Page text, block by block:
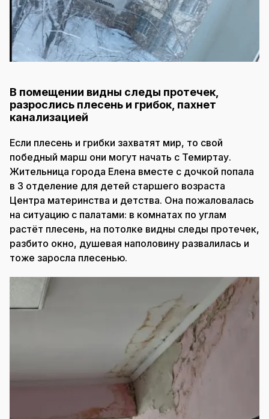
В помещении видны следы протечек,
разрослись плесень и грибок, пахнет
канализацией
Если плесень и грибки захватят мир, то свой
победный марш они могут начать с Темиртау.
Жительница города Елена вместе с дочкой попала
в 3 отделение для детей старшего возраста
Центра материнства и детства. Она пожаловалась
на ситуацию с палатами: в комнатах по углам
растёт плесень, на потолке видны следы протечек,
разбито окно, душевая наполовину развалилась и
тоже заросла плесенью.